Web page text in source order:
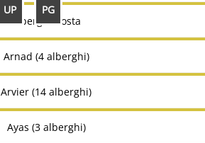
UP PG
alberghi Aosta
Arnad (4 alberghi)
Arvier (14 alberghi)
Ayas (3 alberghi)